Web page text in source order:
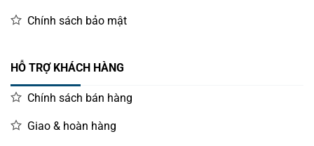
Chính sách bảo mật
HỖ TRỢ KHÁCH HÀNG
Chính sách bán hàng
Giao & hoàn hàng